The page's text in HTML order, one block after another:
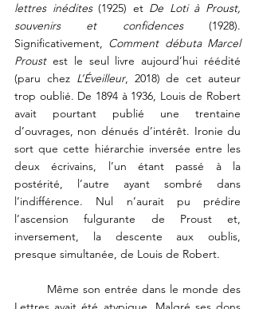
lettres inédites (1925) et De Loti à Proust,
souvenirs et confidences (1928).
Significativement, Comment débuta Marcel
Proust est le seul livre aujourd’hui réédité
(paru chez L’Éveilleur, 2018) de cet auteur
trop oublié. De 1894 à 1936, Louis de Robert
avait pourtant publié une trentaine
d’ouvrages, non dénués d’intérêt. Ironie du
sort que cette hiérarchie inversée entre les
deux écrivains, l’un étant passé à la
postérité, l’autre ayant sombré dans
l’indifférence. Nul n’aurait pu prédire
l’ascension fulgurante de Proust et,
inversement, la descente aux oublis,
presque simultanée, de Louis de Robert.